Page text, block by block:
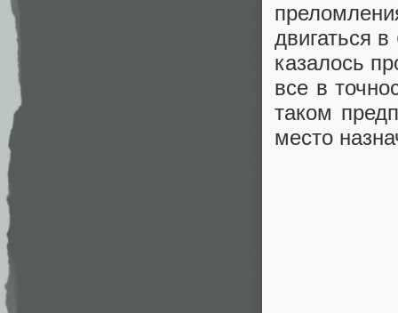
двигаться
казалось
все в
таком
место